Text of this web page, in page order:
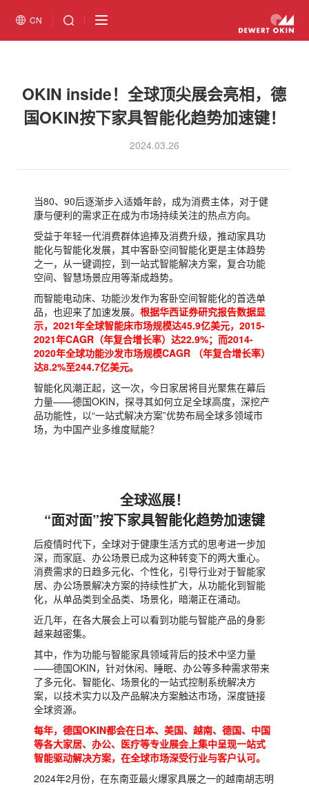
CN
OKIN inside！全球顶尖展会亮相，德
国OKIN按下家具智能化趋势加速键！
2024.03.26
当80、90后逐渐步入适婚年龄，成为消费主体，对于健
康与便利的需求正在成为市场持续关注的热点方向。
受益于年轻一代消费群体追捧及消费升级，推动家具功
能化与智能化发展，其中客卧空间智能化更是主体趋势
之一，从一键调控，到一站式智能解决方案，复合功能
空间、智慧场景应用等渐成趋势。
而智能电动床、功能沙发作为客卧空间智能化的首选单
品，也迎来了加速发展。根据华西证券研究报告数据显
示，2021年全球智能床市场规模达45.9亿美元，2015-
2021年CAGR（年复合增长率）达22.9%；而2014-
2020年全球功能沙发市场规模CAGR （年复合增长率）
达8.2%至244.7亿美元。
智能化风潮正起，这一次，今日家居将目光聚焦在幕后
力量——德国OKIN，探寻其如何立足全球高度，深挖产
品功能性，以“一站式解决方案”优势布局全球多领域市
场，为中国产业多维度赋能？
全球巡展！
“面对面”按下家具智能化趋势加速键
后疫情时代下，全球对于健康生活方式的思考进一步加
深，而家庭、办公场景已成为这种转变下的两大重心。
消费需求的日趋多元化、个性化，引导行业对于智能家
居、办公场景解决方案的持续性扩大，从功能化到智能
化，从单品类到全品类、场景化，暗潮正在涌动。
近几年，在各大展会上可以看到功能与智能产品的身影
越来越密集。
其中，作为功能与智能家具领域背后的技术中坚力量
——德国OKIN，针对休闲、睡眠、办公等多种需求带来
了多元化、智能化、场景化的一站式控制系统解决方
案，以技术实力以及产品解决方案触达市场，深度链接
全球资源。
每年，德国OKIN都会在日本、美国、越南、德国、中国
等各大家居、办公、医疗等专业展会上集中呈现一站式
智能驱动解决方案，在全球市场深受行业与客户认可。
2024年2月份，在东南亚最火爆家具展之一的越南胡志明